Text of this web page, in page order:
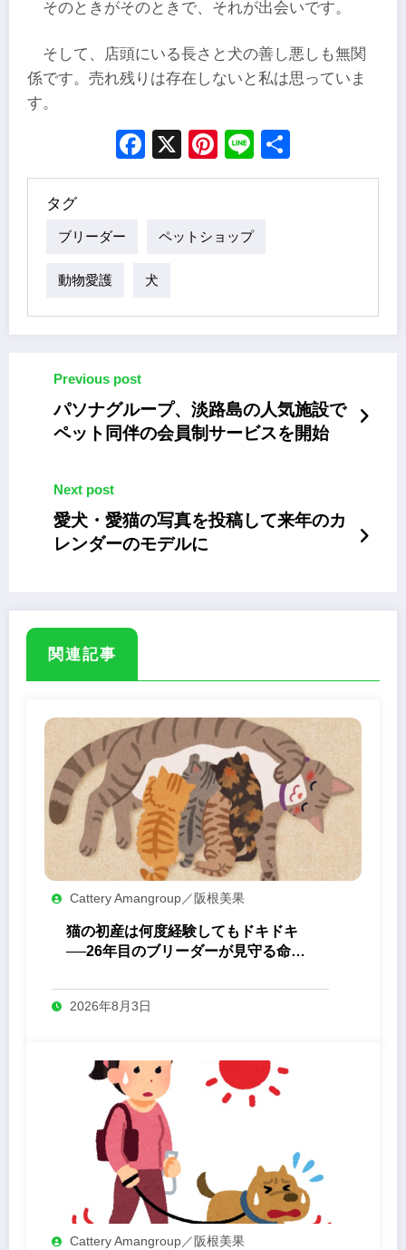
そのときがそのときで、それが出会いです。
そして、店頭にいる長さと犬の善し悪しも無関
係です。売れ残りは存在しないと私は思っていま
す。
Facebook
X Pinterest
Line
タグ
ブリーダー ペットショップ
動物愛護 犬
Previous post
パソナグループ、淡路島の人気施設で
ペット同伴の会員制サービスを開始
Next post
愛犬・愛猫の写真を投稿して来年のカ
レンダーのモデルに
関連記事
Cattery Amangroup／阪根美果
猫の初産は何度経験してもドキドキ
──26年目のブリーダーが見守る命の
2026年8月3日
Cattery Amangroup／阪根美果